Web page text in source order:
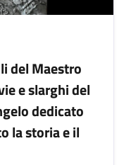
del Maestro
e slarghi del
dedicato
la storia e il